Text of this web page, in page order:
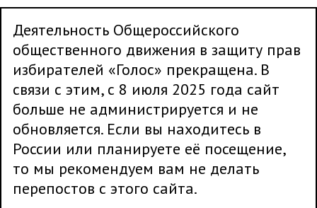
Деятельность Общероссийского
общественного движения в защиту прав
избирателей «Голос» прекращена. В
связи с этим, с 8 июля 2025 года сайт
больше не администрируется и не
обновляется. Если вы находитесь в
России или планируете её посещение,
то мы рекомендуем вам не делать
перепостов с этого сайта.